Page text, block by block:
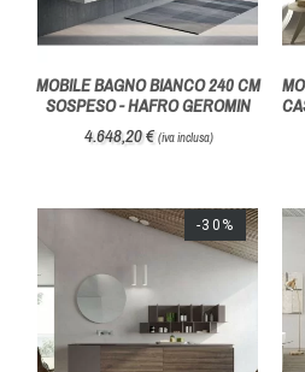
MOBILE BAGNO BIANCO 240 CM
SOSPESO - HAFRO GEROMIN
4.648,20 €(iva inclusa)
-30%